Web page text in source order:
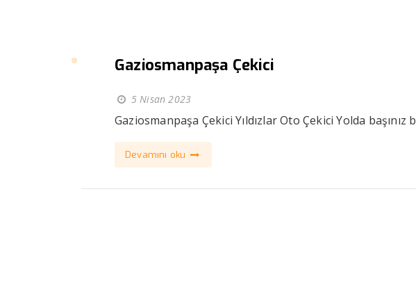
Gaziosmanpaşa Çekici
5 Nisan 2023
Gaziosmanpaşa Çekici Yıldızlar Oto Çekici Yolda
Devamını oku